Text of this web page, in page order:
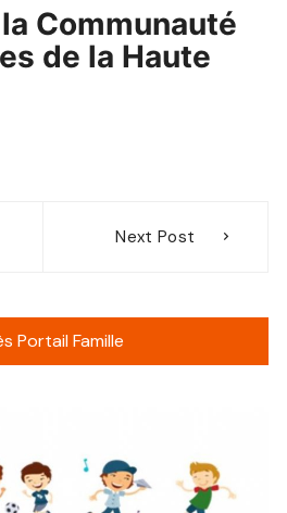
Communauté
de la Haute
Next Post
Portail Famille